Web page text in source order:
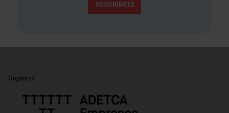
SUSCRÍBETE
Organiza: